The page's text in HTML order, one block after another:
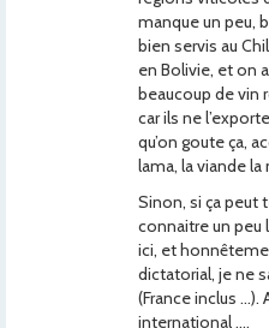
manque un peu,
bien servis au
en Bolivie, et on
beaucoup de vin
car ils ne
qu’on goute ça,
lama, la viande
Sinon, si ça peut
connaitre un peu
ici, et
dictatorial, je ne
(France inclus …).
international ….